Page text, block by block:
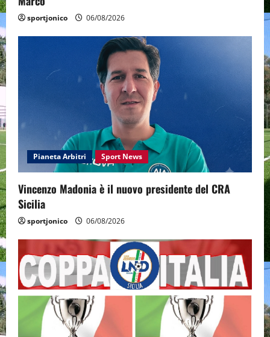
sportjonico 06/08/2026
Pianeta Arbitri Sport News
Vincenzo Madonia è il nuovo presidente del CRA
Sicilia
sportjonico 06/08/2026